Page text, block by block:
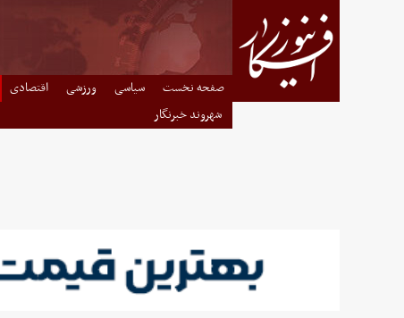
صفحه نخست سیاسی ورزشی اقتصادی
شهروند خبرنگار